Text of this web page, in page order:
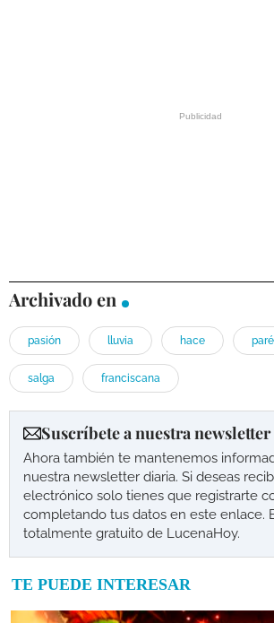
Archivado en
pasión lluvia hace
salga franciscana
Suscríbete a nuestra newsletter
Ahora también te mantenemos
nuestra newsletter diaria. Si deseas
electrónico solo tienes que registrarte
completando tus datos en este enlace.
totalmente gratuito de LucenaHoy.
TE PUEDE INTERESAR